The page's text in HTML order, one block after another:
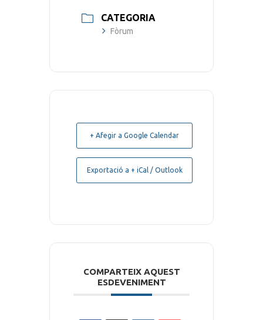
CATEGORIA
Fòrum
+ Afegir a Google Calendar
Exportació a + iCal / Outlook
COMPARTEIX AQUEST
ESDEVENIMENT